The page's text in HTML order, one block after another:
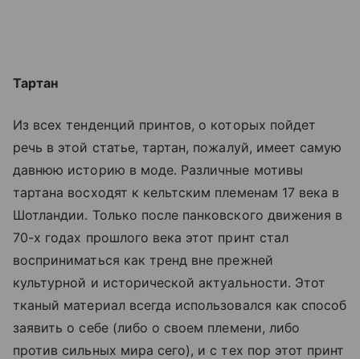
Тартан
Из всех тенденций принтов, о которых пойдет
речь в этой статье, тартан, пожалуй, имеет самую
давнюю историю в моде. Различные мотивы
тартана восходят к кельтским племенам 17 века в
Шотландии. Только после панковского движения в
70-х годах прошлого века этот принт стал
восприниматься как тренд вне прежней
культурной и исторической актуальности. Этот
тканый материал всегда использовался как способ
заявить о себе (либо о своем племени, либо
против сильных мира сего), и с тех пор этот принт